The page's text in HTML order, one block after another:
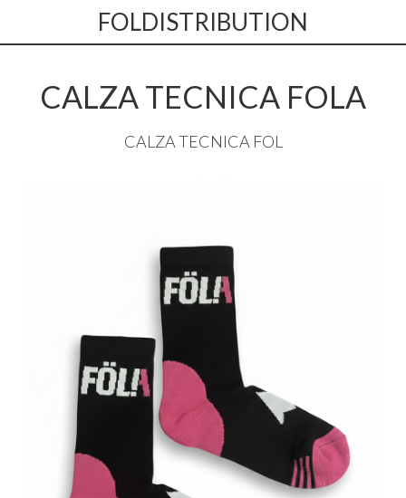
FOLDISTRIBUTION
CALZA TECNICA FOLA
CALZATECNICA FOL